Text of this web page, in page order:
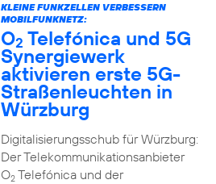
KLEINE FUNKZELLEN VERBESSERN
MOBILFUNKNETZ:
O2 Telefónica und 5G
Synergiewerk
aktivieren erste 5G-
Straßenleuchten in
Würzburg
Digitalisierungsschub für Würzburg:
Der Telekommunikationsanbieter
O2Telefónica und der